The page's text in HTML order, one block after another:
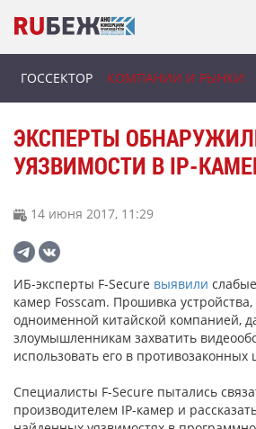
ГОССЕКТОР КОМПАНИИ И РЫНКИ
ЭКСПЕРТЫ
УЯЗВИМОСТИ В IP-
14 июня 2017, 11:29
ИБ-эксперты F-Secure выявили
камер Fosscam. Прошивка
одноименной китайской компанией,
злоумышленникам захватить
использовать его в противозаконных
Специалисты F-Secure пытались
производителем IP-камер и